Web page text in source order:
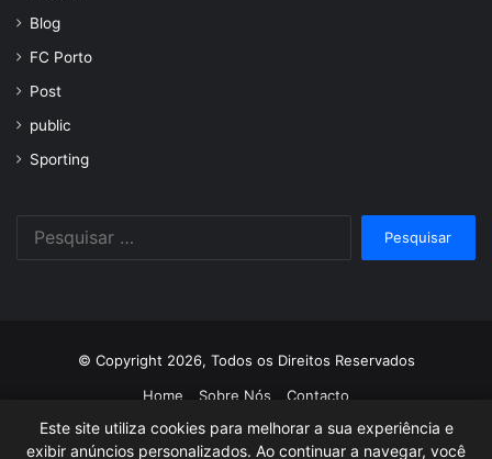
Este site utiliza cookies para melhorar a sua experiência e
exibir anúncios personalizados. Ao continuar a navegar, você
Blog
FC Porto
Post
public
Sporting
© Copyright 2026, Todos os Direitos Reservados
Home
Sobre Nós Contacto
Facebook
TwitterYouTubeInstagram